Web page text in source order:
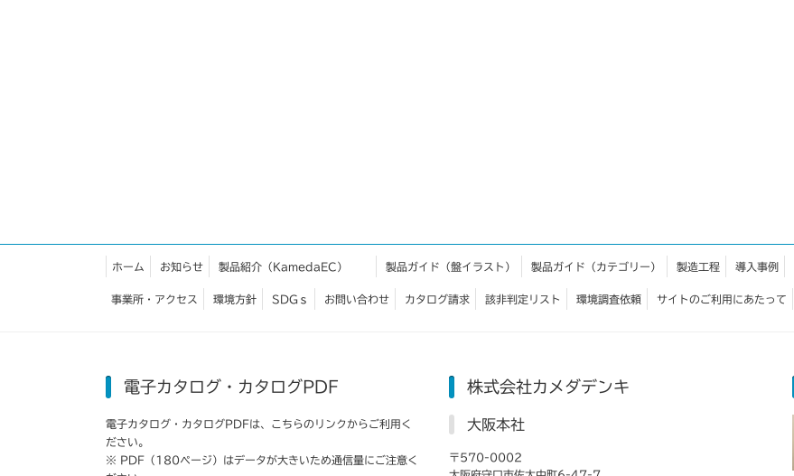
ホーム お知らせ 製品紹介（KamedaEC） 製品ガイド（盤イラスト） 製品ガイド（カテゴリー） 製造工程 導入事例
事業所・アクセス 環境方針 SDGｓ お問い合わせ カタログ請求 該非判定リスト 環境調査依頼 サイトのご利用にあたって
電子カタログ・カタログPDF
電子カタログ・カタログPDFは、こちらのリンクからご利用く
ださい。
※ PDF（180ページ）はデータが大きいため通信量にご注意く
株式会社カメダデンキ
大阪本社
〒570-0002